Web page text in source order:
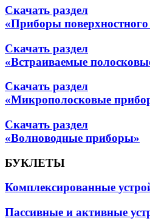
Скачать раздел
«Приборы
Скачать раздел
«Встраиваемые
Скачать раздел
«Микрополосковые
Скачать раздел
«Волноводные приборы»
БУКЛЕТЫ
Комплексированные
Пассивные и активные